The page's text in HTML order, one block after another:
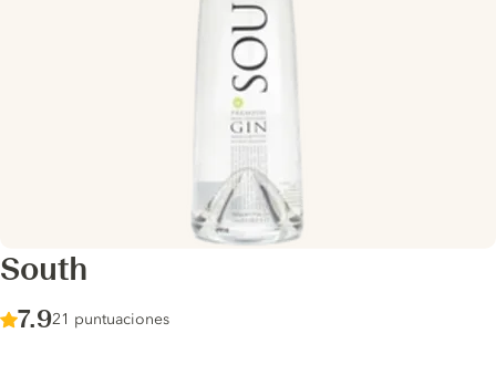
South
Score :
7.9/ 10
21 puntuaciones